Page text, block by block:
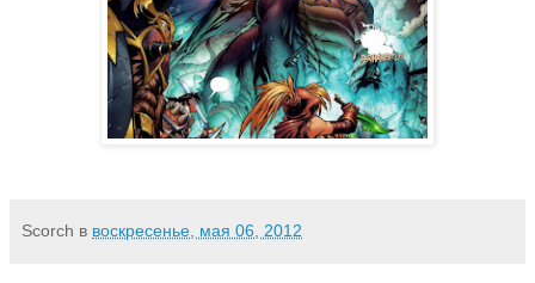
Scorch в воскресенье, мая 06, 2012